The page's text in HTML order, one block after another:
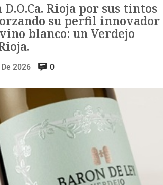
Rioja por sus tintos
su perfil innovador
blanco: un Verdejo
2026 0